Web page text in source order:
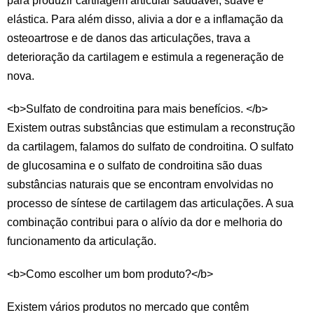
elástica. Para além disso, alivia a dor e a inflamação da
osteoartrose e de danos das articulações, trava a
deterioração da cartilagem e estimula a regeneração de
nova.
<b>Sulfato de condroitina para mais benefícios. </b>
Existem outras substâncias que estimulam a reconstrução
da cartilagem, falamos do sulfato de condroitina. O sulfato
de glucosamina e o sulfato de condroitina são duas
substâncias naturais que se encontram envolvidas no
processo de síntese de cartilagem das articulações. A sua
combinação contribui para o alívio da dor e melhoria do
funcionamento da articulação.
<b>Como escolher um bom produto?</b>
Existem vários produtos no mercado que contêm